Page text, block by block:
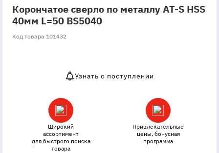
Корончатое сверло по металлу AT-S HSS
40мм L=50 BS5040
Код товара 101432
Узнать о поступлении
Широкий
ассортимент
для быстрого поиска
товара
Привлекательные
цены, бонусная
программа